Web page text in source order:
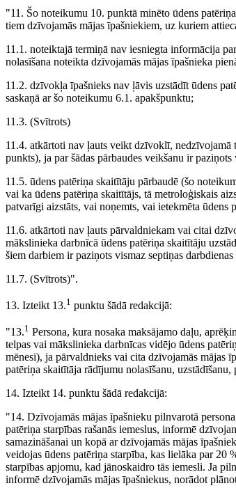
"11. Šo noteikumu 10. punktā minēto ūdens
tiem dzīvojamās mājas īpašniekiem, uz kuriem
11.1. noteiktajā termiņā nav iesniegta informācija
nolasīšana noteikta dzīvojamās mājas īpašnieka
11.2. dzīvokļa īpašnieks nav ļāvis uzstādīt ūdens
saskaņā ar šo noteikumu 6.1. apakšpunktu;
11.3. (Svītrots)
11.4. atkārtoti nav ļauts veikt dzīvoklī, nedzīvojamā
punkts), ja par šādas pārbaudes veikšanu ir
11.5. ūdens patēriņa skaitītāju pārbaudē (šo
vai ka ūdens patēriņa skaitītājs, tā metroloģiskais
patvarīgi aizstāts, vai noņemts, vai ietekmēta ūdens
11.6. atkārtoti nav ļauts pārvaldniekam vai citai
mākslinieka darbnīcā ūdens patēriņa skaitītāju
šiem darbiem ir paziņots vismaz septiņas darbdienas
11.7. (Svītrots)".
13. Izteikt 13.1 punktu šādā redakcijā:
"13.1 Persona, kura nosaka maksājamo daļu,
telpas vai mākslinieka darbnīcas vidējo ūdens
mēnesi), ja pārvaldnieks vai cita dzīvojamās mājas
patēriņa skaitītāja rādījumu nolasīšanu,
14. Izteikt 14. punktu šādā redakcijā:
"14. Dzīvojamās mājas īpašnieku pilnvarotā
patēriņa starpības rašanās iemeslus, informē
samazināšanai un kopā ar dzīvojamās mājas
veidojas ūdens patēriņa starpība, kas lielāka par
starpības apjomu, kad jānoskaidro tās iemesli. Ja
informē dzīvojamās mājas īpašniekus, norādot